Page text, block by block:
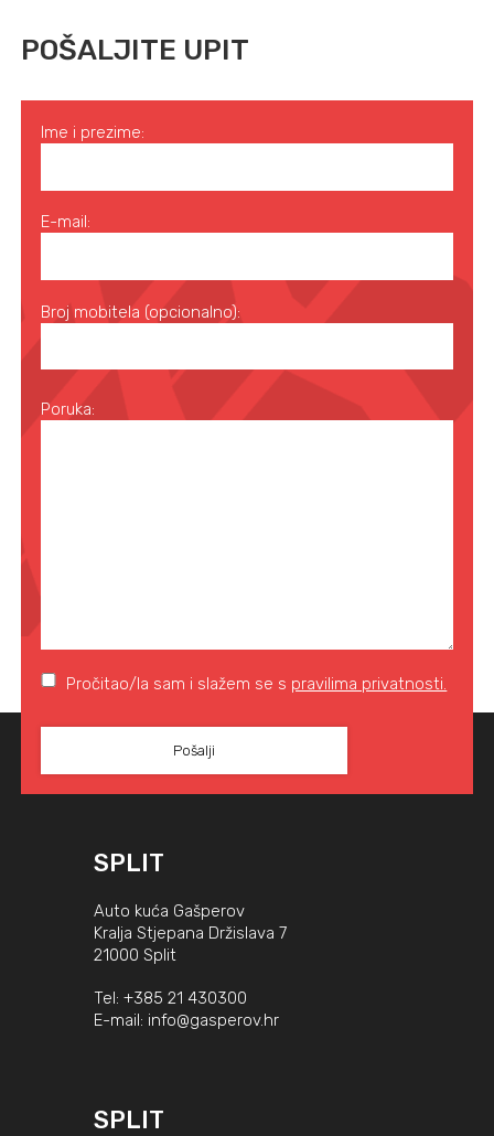
POŠALJITE UPIT
Ime i prezime:
E-mail:
Broj mobitela (opcionalno):
Poruka:
Pročitao/la sam i slažem se s pravilima privatnosti.
SPLIT
Auto kuća Gašperov
Kralja Stjepana Držislava 7
21000 Split
Tel: +385 21 430300
E-mail: info@gasperov.hr
SPLIT